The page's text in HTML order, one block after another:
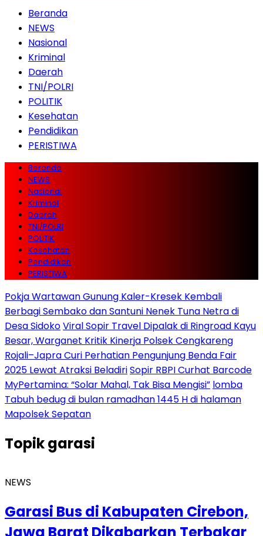
Beranda
NEWS
Nasional
Kriminal
Daerah
TNI/POLRI
POLITIK
Kesehatan
Pendidikan
PERISTIWA
Beranda
NEWS
Nasional
Kriminal
Daerah
TNI/POLRI
POLITIK
Kesehatan
Pendidikan
PERISTIWA
Pokja Wartawan Gunung Kaler-Kresek Kembali
Berbagi Sembako dan Santuni Nenek Tuna Netra di
Desa SidokoViral Sopir Travel Dipalak di Ringroad Kayu
Besar, Warganet Kritik Kinerja Polsek Cengkareng
Rojali–Japra Curi Perhatian Pengunjung Benda Fair
2025 Lewat Atraksi BeladiriSopir RBPI Curhat Barcode
MyPertamina: “Solar Mahal, Tak Bisa Mengisi” lomba
Tabuh bedug di bulan ramadhan 1445 H di halaman
Mapolsek Sepatan
Topikgarasi
NEWS
Garasi Bus di Kabupaten Cirebon,
Jawa Barat Dikabarkan Terbakar